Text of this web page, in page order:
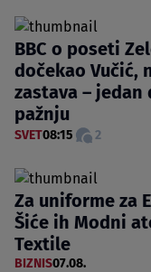
BBC o poseti
dočekao Vučić,
zastava –
pažnju
SVET08:15 2
Za uniforme za
Šiće ih Modni
Textile
BIZNIS07.08.